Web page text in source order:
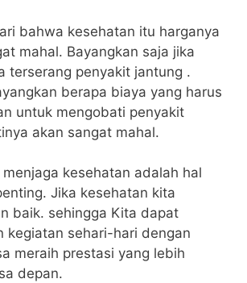
bahwa kesehatan itu harganya
mahal. Bayangkan saja jika
terserang penyakit jantung .
berapa biaya yang harus
untuk mengobati penyakit
akan sangat mahal.
kesehatan adalah hal
Jika kesehatan kita
baik. sehingga Kita dapat
kegiatan sehari-hari dengan
meraih prestasi yang lebih
depan.